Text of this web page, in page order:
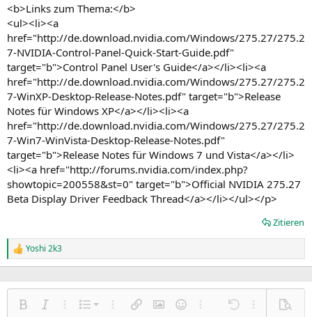
<b>Links zum Thema:</b>
<ul><li><a
href="http://de.download.nvidia.com/Windows/275.27/275.2
7-NVIDIA-Control-Panel-Quick-Start-Guide.pdf"
target="b">Control Panel User's Guide</a></li><li><a
href="http://de.download.nvidia.com/Windows/275.27/275.2
7-WinXP-Desktop-Release-Notes.pdf" target="b">Release
Notes für Windows XP</a></li><li><a
href="http://de.download.nvidia.com/Windows/275.27/275.2
7-Win7-WinVista-Desktop-Release-Notes.pdf"
target="b">Release Notes für Windows 7 und Vista</a></li>
<li><a href="http://forums.nvidia.com/index.php?
showtopic=200558&st=0" target="b">Official NVIDIA 275.27
Beta Display Driver Feedback Thread</a></li></ul></p>
Zitieren
R
e
k
Yoshi 2k3
Fett KursivWeitere Einstellungen…
Liste
Nummerierte Liste
Weitere Einstellungen…
Link einfügen
Bild einfügen
SmileysWeitere Einstellungen…
Rückgängig
Weitere